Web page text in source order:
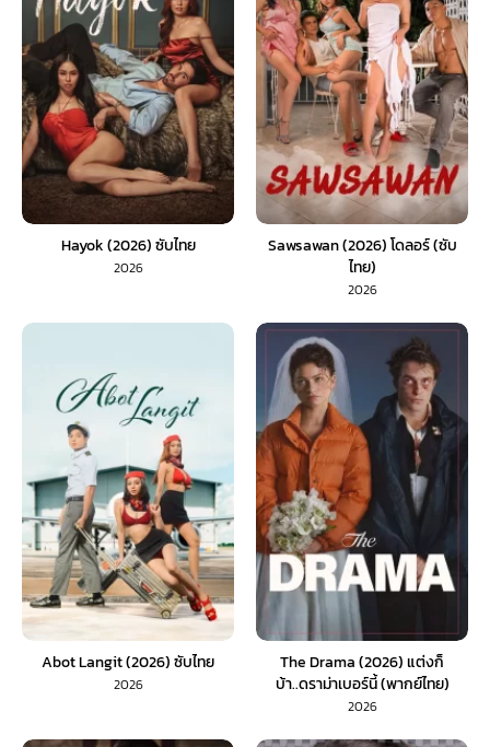
Hayok (2026) ซับไทย
2026
Sawsawan (2026) โดลอร์ (ซับ
ไทย)
2026
Abot Langit (2026) ซับไทย
2026
The Drama (2026) แต่งก็
บ้า..ดราม่าเบอร์นี้ (พากย์ไทย)
2026